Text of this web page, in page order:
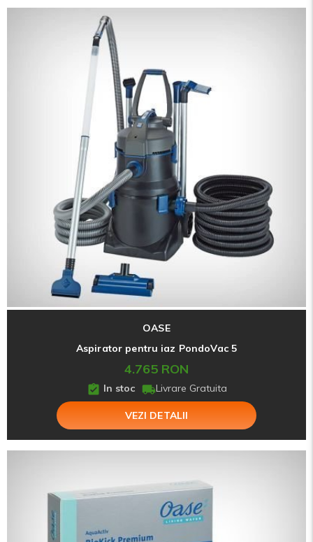
OASE
Aspirator pentru iaz PondoVac 5
4.765 RON
In stoc Livrare Gratuita
VEZI DETALII